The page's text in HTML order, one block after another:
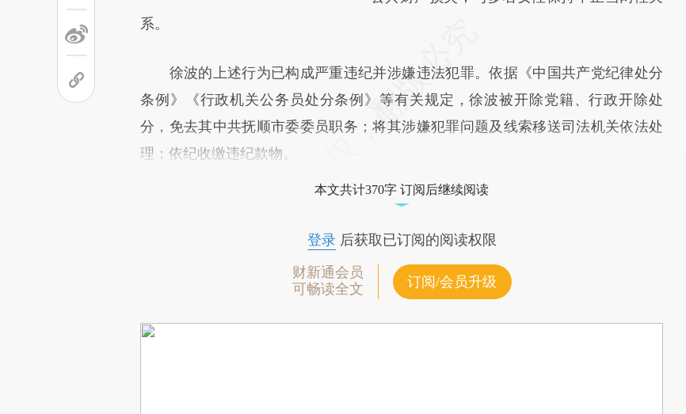
系。
徐波的上述行为已构成严重违纪并涉嫌违法犯罪。依据《中国共产党纪律处分
条例》《行政机关公务员处分条例》等有关规定，徐波被开除党籍、行政开除处
分，免去其中共抚顺市委委员职务；将其涉嫌犯罪问题及线索移送司法机关依法处
理；依纪收缴违纪款物。
本文共计370字 订阅后继续阅读
登录后获取已订阅的阅读权限
财新通会员
可畅读全文
订阅/会员升级